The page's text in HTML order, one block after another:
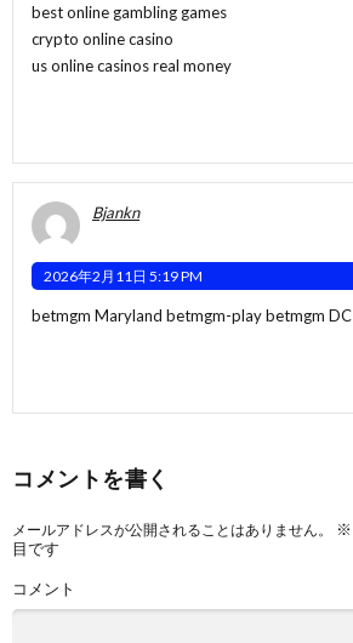
best online gambling games
crypto online casino
us online casinos real money
Bjankn
2026年2月11日 5:19 PM
betmgm Maryland betmgm-playbetmgm DC
コメントを書く
メールアドレスが公開されることはありません。 ※
目です
コメント